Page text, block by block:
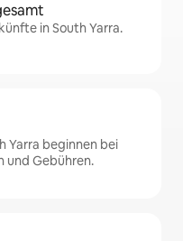
in South Yarra.
Yarra beginnen bei
und Gebühren.